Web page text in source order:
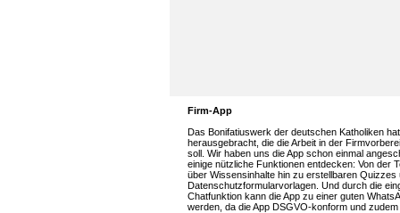
Firm-App
Das Bonifatiuswerk der deutschen Katholiken
herausgebracht, die die Arbeit in der
soll. Wir haben uns die App schon einmal
einige nützliche Funktionen entdecken: Von der
über Wissensinhalte hin zu erstellbaren Quizzes
Datenschutzformularvorlagen. Und durch die
Chatfunktion kann die App zu einer guten
werden, da die App DSGVO-konform und